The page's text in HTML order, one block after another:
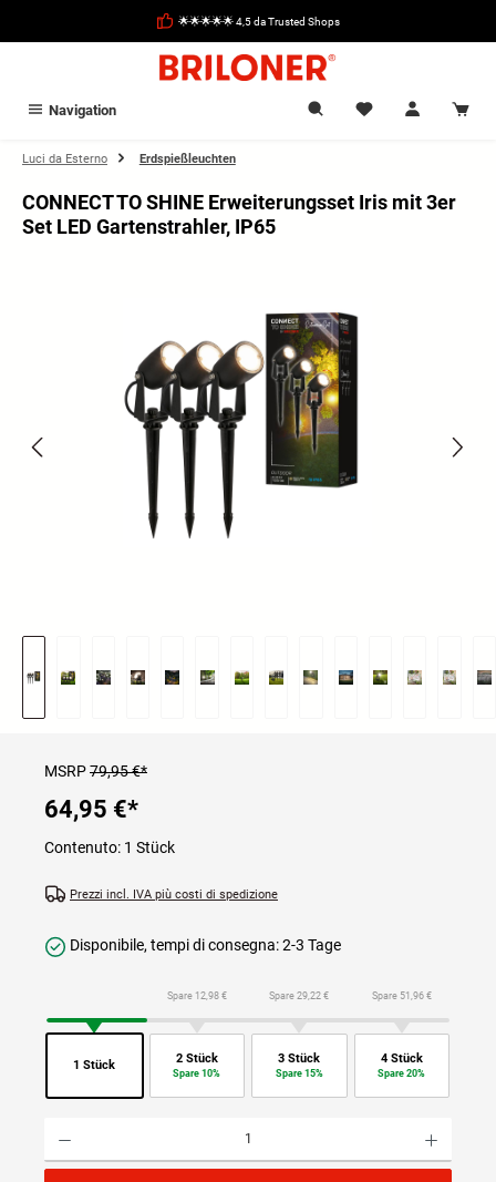
🌟🌟🌟🌟🌟 4,5 da Trusted Shops
Navigation
Luci da Esterno Erdspießleuchten
CONNECT TO SHINE Erweiterungsset Iris mit 3er
Set LED Gartenstrahler, IP65
MSRP79,95 €*
64,95 €*
Contenuto: 1 Stück
Prezzi incl. IVA più costi di spedizione
Disponibile, tempi di consegna: 2-3 Tage
1 Stück
Spare 12,98 €
2 Stück
Spare 10%
Spare 29,22 €
3 Stück
Spare 15%
Spare 51,96 €
4 Stück
Spare 20%